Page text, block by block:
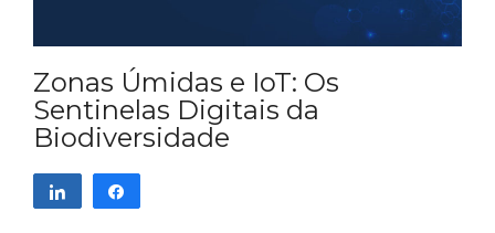
Zonas Úmidas e IoT: Os
Sentinelas Digitais da
Biodiversidade
Compartilhar